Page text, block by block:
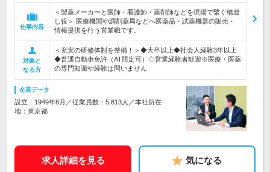
仕事内容
＜製薬メーカーと医師・看護師・薬剤師などを現場で繋ぐ橋渡
し役＞ 医療機関や調剤薬局などへ医薬品・試薬機器の販売・
情報提供を行う営業職です。
対象と
なる方
＜充実の研修体制を整備！＞◆大卒以上◆社会人経験3年以上
◆普通自動車免許（AT限定可）◇営業経験者歓迎※医療・医薬
の専門知識や経験は問いません
企業データ
設立：1949年8月／従業員数：5,813人／本社所在
地：東京都
求人詳細を見る 気になる